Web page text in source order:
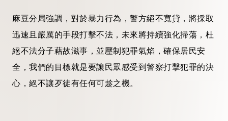
麻豆分局強調，對於暴力行為，警方絕不寬貸，將採取
迅速且嚴厲的手段打擊不法，未來將持續強化掃蕩，杜
絕不法分子藉故滋事，並壓制犯罪氣焰，確保居民安
全，我們的目標就是要讓民眾感受到警察打擊犯罪的決
心，絕不讓歹徒有任何可趁之機。